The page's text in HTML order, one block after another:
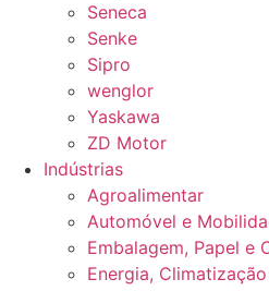
Seneca
Senke
Sipro
wenglor
Yaskawa
ZD Motor
Indústrias
Agroalimentar
Automóvel e
Embalagem, Papel e
Energia,